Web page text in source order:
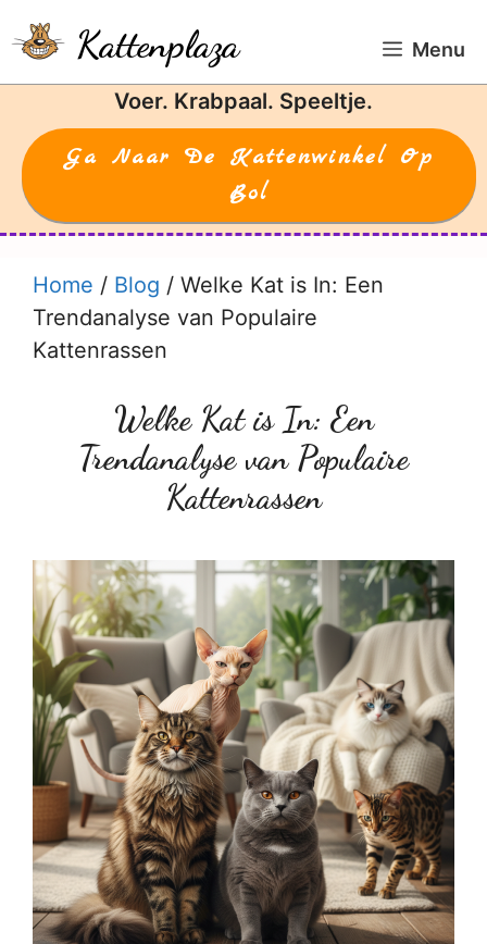
naar
de
Kattenplaza Menu
Voer. Krabpaal. Speeltje.
Ga Naar De Kattenwinkel Op
Bol
Home / Blog / Welke Kat is In: Een
Trendanalyse van Populaire
Kattenrassen
Welke Kat is In: Een
Trendanalyse van Populaire
Kattenrassen